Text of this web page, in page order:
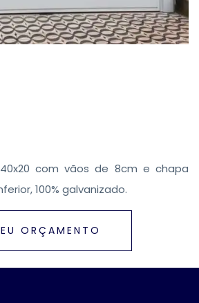
com vãos de 8cm e chapa
100% galvanizado.
ORÇAMENTO